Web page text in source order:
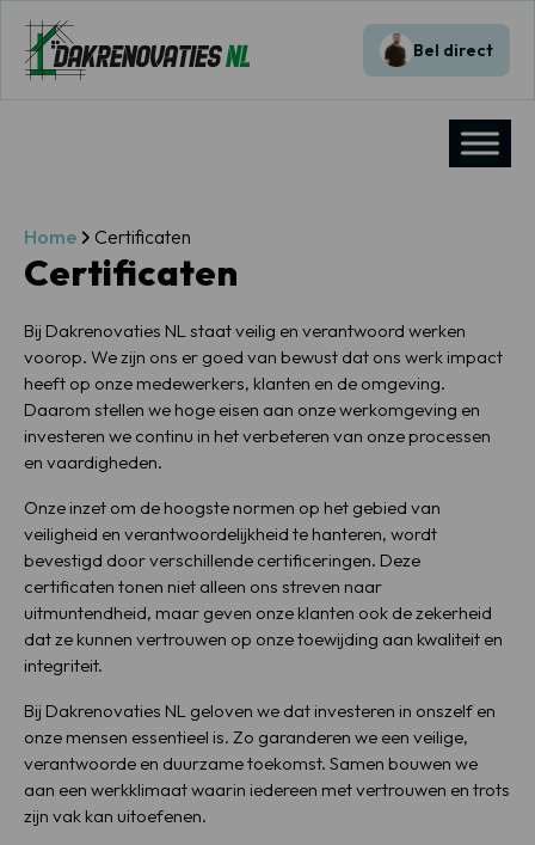
Bel direct
Home Certificaten
Certificaten
Bij Dakrenovaties NL staat veilig en verantwoord werken
voorop. We zijn ons er goed van bewust dat ons werk impact
heeft op onze medewerkers, klanten en de omgeving.
Daarom stellen we hoge eisen aan onze werkomgeving en
investeren we continu in het verbeteren van onze processen
en vaardigheden.
Onze inzet om de hoogste normen op het gebied van
veiligheid en verantwoordelijkheid te hanteren, wordt
bevestigd door verschillende certificeringen. Deze
certificaten tonen niet alleen ons streven naar
uitmuntendheid, maar geven onze klanten ook de zekerheid
dat ze kunnen vertrouwen op onze toewijding aan kwaliteit en
integriteit.
Bij Dakrenovaties NL geloven we dat investeren in onszelf en
onze mensen essentieel is. Zo garanderen we een veilige,
verantwoorde en duurzame toekomst. Samen bouwen we
aan een werkklimaat waarin iedereen met vertrouwen en trots
zijn vak kan uitoefenen.